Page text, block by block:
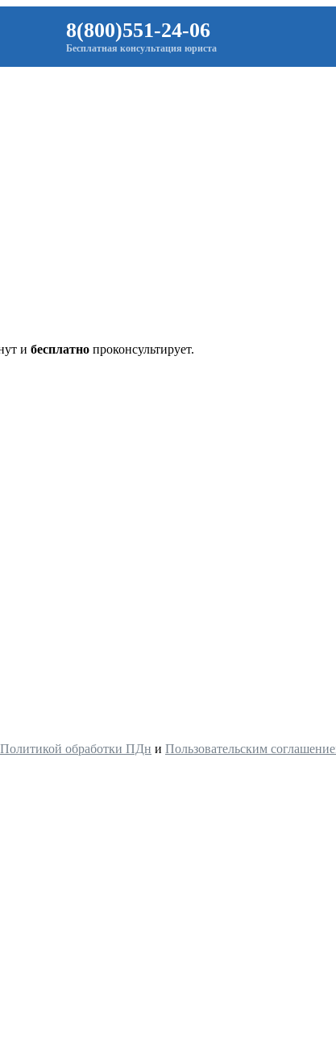
8(800)551-24-06
Бесплатная консультация юриста
и бесплатно проконсультирует.
Политикой обработки ПДн и Пользовательским